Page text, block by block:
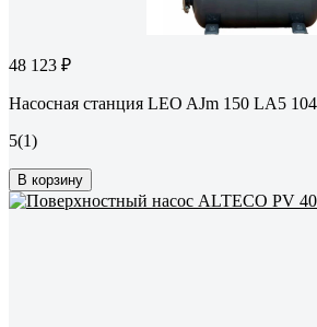
48 123 ₽
Насосная станция LEO AJm 150 LA5
5(1)
В корзину